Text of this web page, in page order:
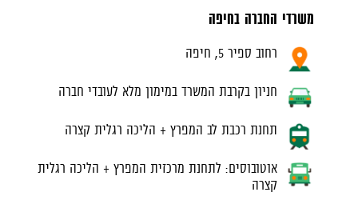
משרדי החברה בחיפה
רחוב ספיר 5, חיפה
חניון בקרבת המשרד במימון מלא לעובדי חברה
תחנת רכבת לב המפרץ + הליכה רגלית קצרה
אוטובוסים: לתחנת מרכזית המפרץ + הליכה רגלית
קצרה